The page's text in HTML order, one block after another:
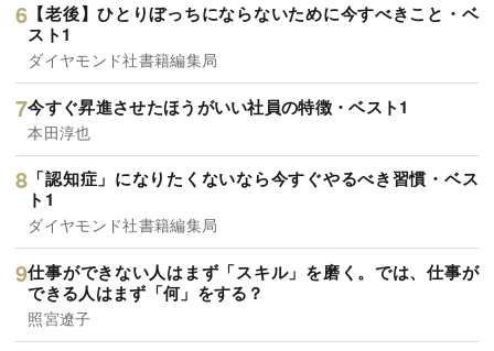
【老後】ひとりぼっちにならないために今すべきこと・ベ
スト1
ダイヤモンド社書籍編集局
今すぐ昇進させたほうがいい社員の特徴・ベスト1
本田淳也
「認知症」になりたくないなら今すぐやるべき習慣・ベス
ト1
ダイヤモンド社書籍編集局
仕事ができない人はまず「スキル」を磨く。では、仕事が
できる人はまず「何」をする？
照宮遼子